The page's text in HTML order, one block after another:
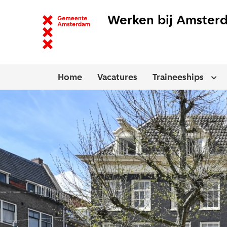
Werken bij
Home Vacatures Traineeships
Handhaver veiligheid openbaar